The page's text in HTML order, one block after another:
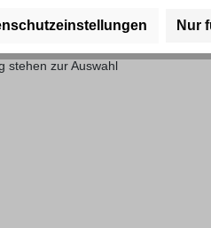
stehen zur Auswahl
Nur